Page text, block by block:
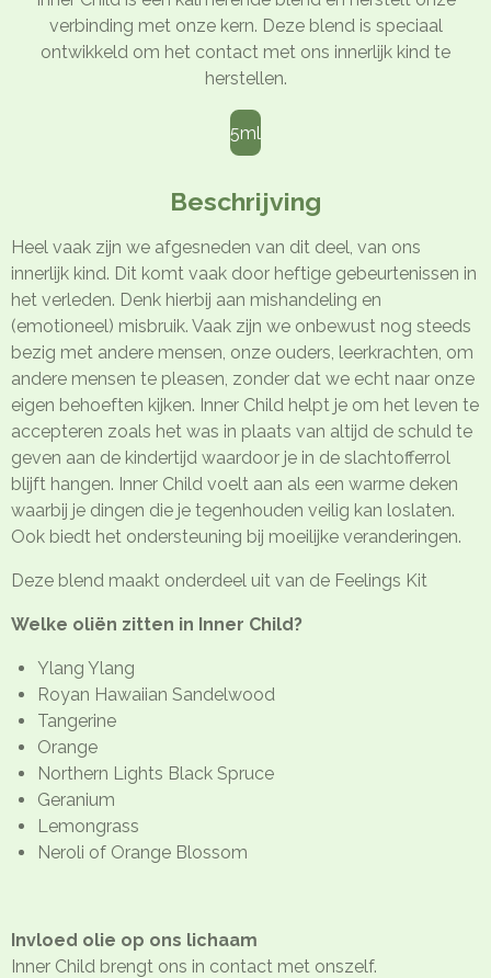
verbinding met onze kern. Deze blend is speciaal
ontwikkeld om het contact met ons innerlijk kind te
herstellen.
5ml
Beschrijving
Heel vaak zijn we afgesneden van dit deel, van ons
innerlijk kind. Dit komt vaak door heftige gebeurtenissen in
het verleden. Denk hierbij aan mishandeling en
(emotioneel) misbruik. Vaak zijn we onbewust nog steeds
bezig met andere mensen, onze ouders, leerkrachten, om
andere mensen te pleasen, zonder dat we echt naar onze
eigen behoeften kijken. Inner Child helpt je om het leven te
accepteren zoals het was in plaats van altijd de schuld te
geven aan de kindertijd waardoor je in de slachtofferrol
blijft hangen. Inner Child voelt aan als een warme deken
waarbij je dingen die je tegenhouden veilig kan loslaten.
Ook biedt het ondersteuning bij moeilijke veranderingen.
Deze blend maakt onderdeel uit van de Feelings Kit
Welke oliën zitten in Inner Child?
Ylang Ylang
Royan Hawaiian Sandelwood
Tangerine
Orange
Northern Lights Black Spruce
Geranium
Lemongrass
Neroli of Orange Blossom
Invloed olie op ons lichaam
Inner Child brengt ons in contact met onszelf.